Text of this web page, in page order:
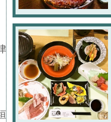
・岐阜駅以南